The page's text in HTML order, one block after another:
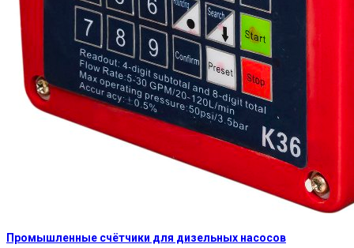
Промышленные счётчики для дизельных насосов